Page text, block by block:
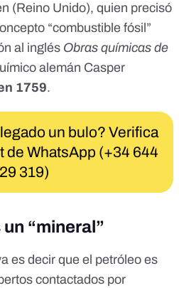
(Reino Unido), quien precisó
“combustible fósil”
al inglés Obras químicas de
alemán Casper
1759.
un bulo? Verifica
de WhatsApp (+34 644
319)
“mineral”
es decir que el petróleo es
contactados por